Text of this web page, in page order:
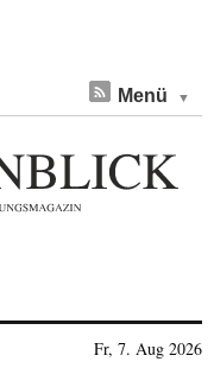
Menü
Fr, 7. Aug 2026